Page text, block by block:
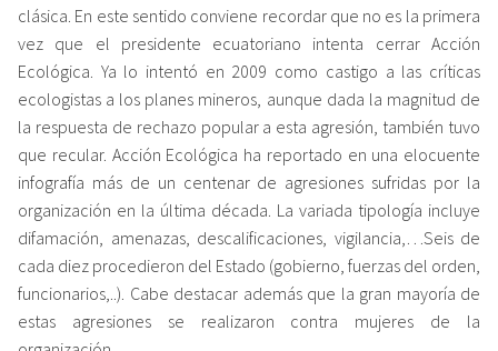
clásica. En este sentido conviene recordar que no es la primera
vez que el presidente ecuatoriano intenta cerrar Acción
Ecológica. Ya lo intentó en 2009 como castigo a las críticas
ecologistas a los planes mineros, aunque dada la magnitud de
la respuesta de rechazo popular a esta agresión, también tuvo
que recular. Acción Ecológica ha reportado en una elocuente
infografía más de un centenar de agresiones sufridas por la
organización en la última década. La variada tipología incluye
difamación, amenazas, descalificaciones, vigilancia,…Seis de
cada diez procedieron del Estado (gobierno, fuerzas del orden,
funcionarios,..). Cabe destacar además que la gran mayoría de
estas agresiones se realizaron contra mujeres de la